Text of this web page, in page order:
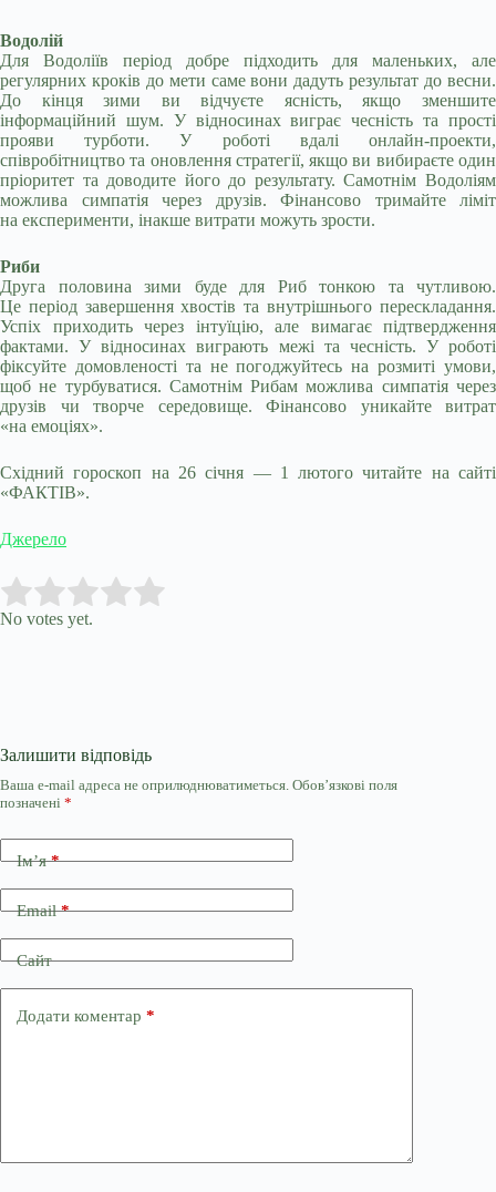
Водолій
Для Водоліїв період добре підходить для маленьких, але
регулярних кроків до мети саме вони дадуть результат до весни.
До кінця зими ви відчуєте ясність, якщо зменшите
інформаційний шум. У відносинах виграє чесність та прості
прояви турботи. У роботі вдалі онлайн-проекти,
співробітництво та оновлення стратегії, якщо ви вибираєте один
пріоритет та доводите його до результату. Самотнім Водоліям
можлива симпатія через друзів. Фінансово тримайте ліміт
на експерименти, інакше витрати можуть зрости.
Риби
Друга половина зими буде для Риб тонкою та чутливою.
Це період завершення хвостів та внутрішнього перескладання.
Успіх приходить через інтуїцію, але вимагає підтвердження
фактами. У відносинах виграють межі та чесність. У роботі
фіксуйте домовленості та не погоджуйтесь на розмиті умови,
щоб не турбуватися. Самотнім Рибам можлива симпатія через
друзів чи творче середовище. Фінансово уникайте витрат
«на емоціях».
Східний гороскоп на 26 січня — 1 лютого читайте на сайті
«ФАКТІВ».
Джерело
Rate this item:
No votes yet.
Залишити відповідь
Ваша e-mail адреса не оприлюднюватиметься. Обов’язкові поля
позначені *
Ім’я*
Email*
Сайт
Додати коментар *